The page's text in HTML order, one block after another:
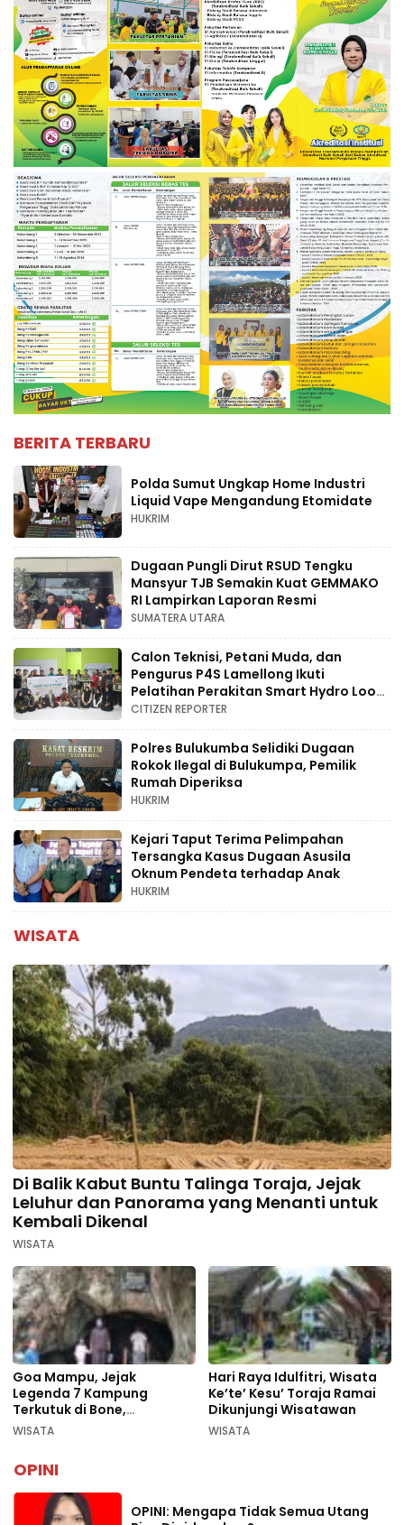
BERITA TERBARU
Polda Sumut Ungkap Home Industri
Liquid Vape Mengandung Etomidate
HUKRIM
Dugaan Pungli Dirut RSUD Tengku
Mansyur TJB Semakin Kuat GEMMAKO
RI Lampirkan Laporan Resmi
SUMATERA UTARA
Calon Teknisi, Petani Muda, dan
Pengurus P4S Lamellong Ikuti
Pelatihan Perakitan Smart Hydro Loop
di Desa Kajaolaliddong
CITIZEN REPORTER
Polres Bulukumba Selidiki Dugaan
Rokok Ilegal di Bulukumpa, Pemilik
Rumah Diperiksa
HUKRIM
Kejari Taput Terima Pelimpahan
Tersangka Kasus Dugaan Asusila
Oknum Pendeta terhadap Anak
HUKRIM
WISATA
Di Balik Kabut Buntu Talinga Toraja, Jejak
Leluhur dan Panorama yang Menanti untuk
Kembali Dikenal
WISATA
Goa Mampu, Jejak
Legenda 7 Kampung
Terkutuk di Bone,
Rekomendasi Liburan
WISATA
Hari Raya Idulfitri, Wisata
Ke’te’ Kesu’ Toraja Ramai
Dikunjungi Wisatawan
WISATA
OPINI
OPINI: Mengapa Tidak Semua Utang